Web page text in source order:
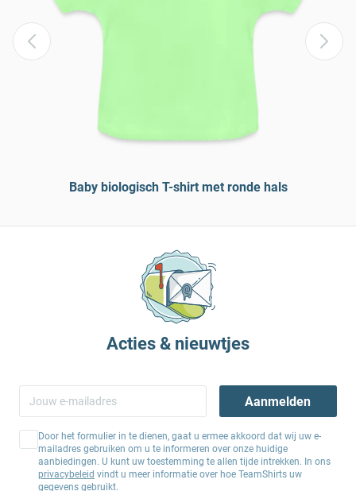
Baby biologisch T-shirt met ronde hals
Acties & nieuwtjes
Aanmelden
Door het formulier in te dienen, gaat u ermee akkoord dat wij uw e-
mailadres gebruiken om u te informeren over onze huidige
aanbiedingen. U kunt uw toestemming te allen tijde intrekken. In ons
privacybeleid vindt u meer informatie over hoe TeamShirts uw
gegevens gebruikt.